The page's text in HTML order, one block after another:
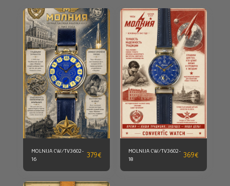
MOLNIJA CW/TV3602-
16
379€
MOLNIJA CW/TV3602-
18
369€